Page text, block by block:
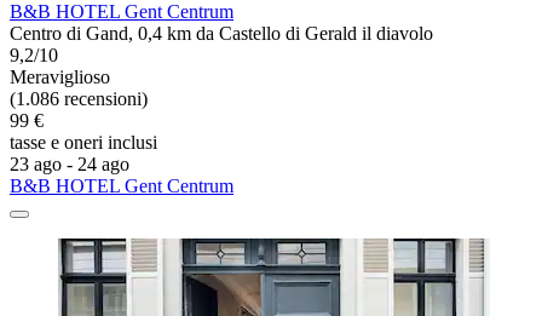
B&B HOTEL Gent Centrum
Centro di Gand, 0,4 km da Castello di Gerald il diavolo
9,2/10
Meraviglioso
(1.086 recensioni)
99 €
tasse e oneri inclusi
23 ago - 24 ago
B&B HOTEL Gent Centrum